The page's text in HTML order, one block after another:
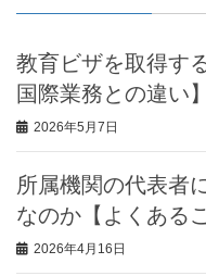
教育ビザを取得す
国際業務との違い】
2026年5月7日
所属機関の代表者
なのか【よくある
2026年4月16日